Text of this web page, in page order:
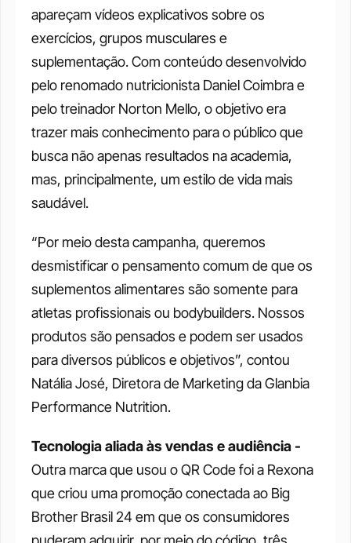
apareçam vídeos explicativos sobre os
exercícios, grupos musculares e
suplementação. Com conteúdo desenvolvido
pelo renomado nutricionista Daniel Coimbra e
pelo treinador Norton Mello, o objetivo era
trazer mais conhecimento para o público que
busca não apenas resultados na academia,
mas, principalmente, um estilo de vida mais
saudável.
“Por meio desta campanha, queremos
desmistificar o pensamento comum de que os
suplementos alimentares são somente para
atletas profissionais ou bodybuilders. Nossos
produtos são pensados e podem ser usados
para diversos públicos e objetivos”, contou
Natália José, Diretora de Marketing da Glanbia
Performance Nutrition.
Outra marca que usou o QR Code foi a Rexona
que criou uma promoção conectada ao Big
Brother Brasil 24 em que os consumidores